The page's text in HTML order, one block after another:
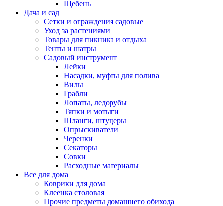
Щебень
Дача и сад
Сетки и ограждения садовые
Уход за растениями
Товары для пикника и отдыха
Тенты и шатры
Садовый инструмент
Лейки
Насадки, муфты для полива
Вилы
Грабли
Лопаты, ледорубы
Тяпки и мотыги
Шланги, штуцеры
Опрыскиватели
Черенки
Секаторы
Совки
Расходные материалы
Все для дома
Коврики для дома
Клеенка столовая
Прочие предметы домашнего обихода